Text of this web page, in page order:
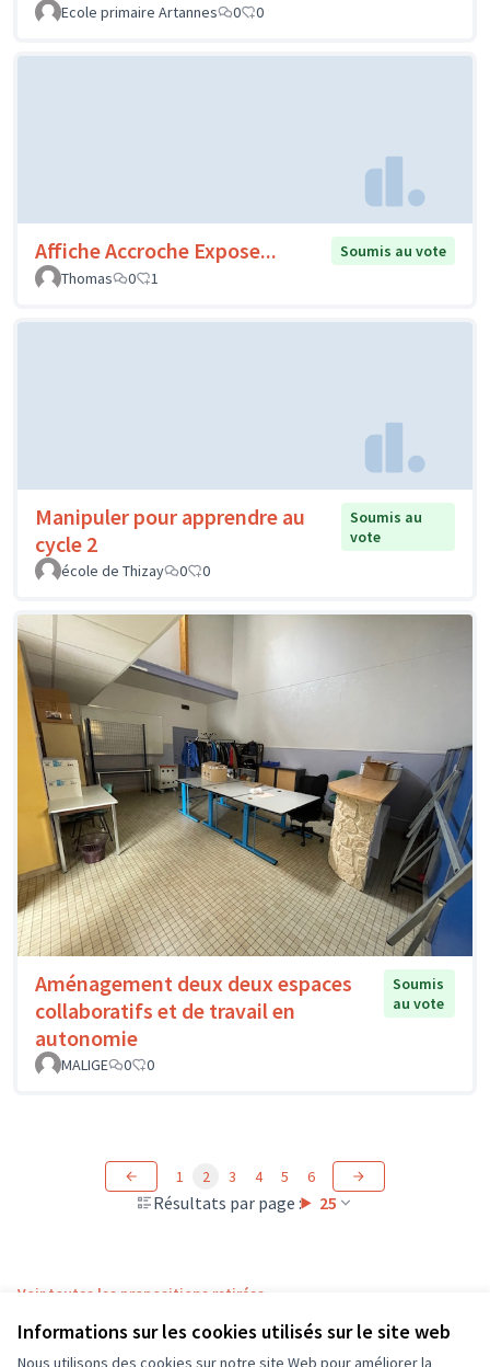
Informations sur les cookies utilisés sur le site web
Nous utilisons des cookies sur notre site Web pour améliorer la
Ecole primaire Artannes
0 0
Affiche Accroche Expose...
Soumis au vote
Thomas
0 1
Manipuler pour apprendre au
cycle 2
Soumis au
vote
école de Thizay
0 0
Aménagement deux deux espaces
collaboratifs et de travail en
autonomie
Soumis
au vote
MALIGE 0 0
Résultats par page : 25
1 2 3 4 5 6
Voir toutes les propositions retirées